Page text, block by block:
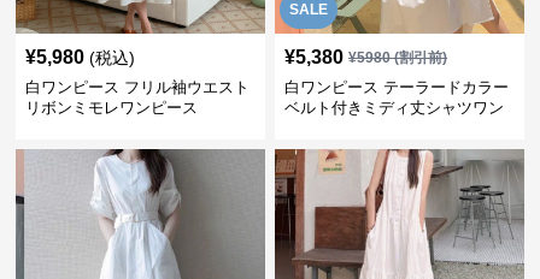
¥5,980 (税込)
白ワンピース フリル袖ウエスト
リボンミモレワンピース
SALE
¥5,380 ¥5980(割引前)
白ワンピース テーラードカラー
ベルト付きミディ丈シャツワン